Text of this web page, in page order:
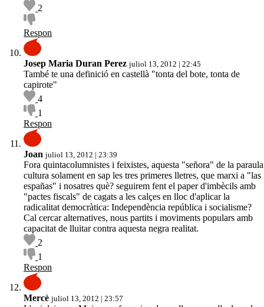
2
Respon
Josep Maria Duran Perez juliol 13, 2012 | 22:45
També te una definició en castellà "tonta del bote, tonta de
capirote"
4
1
Respon
Joan juliol 13, 2012 | 23:39
Fora quintacolumnistes i feixistes, aquesta "señora" de la paraula
cultura solament en sap les tres primeres lletres, que marxi a "las
españas" i nosatres què? seguirem fent el paper d'imbècils amb
"pactes fiscals" de cagats a les calçes en lloc d'aplicar la
radicalitat democràtica: Independència república i socialisme?
Cal cercar alternatives, nous partits i moviments populars amb
capacitat de lluitar contra aquesta negra realitat.
2
1
Respon
Mercè juliol 13, 2012 | 23:57